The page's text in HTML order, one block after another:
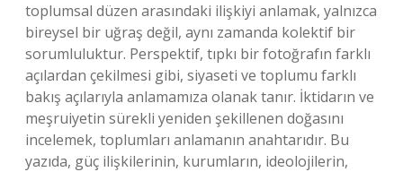
toplumsal düzen arasındaki ilişkiyi anlamak, yalnızca
bireysel bir uğraş değil, aynı zamanda kolektif bir
sorumluluktur. Perspektif, tıpkı bir fotoğrafın farklı
açılardan çekilmesi gibi, siyaseti ve toplumu farklı
bakış açılarıyla anlamamıza olanak tanır. İktidarın ve
meşruiyetin sürekli yeniden şekillenen doğasını
incelemek, toplumları anlamanın anahtarıdır. Bu
yazıda, güç ilişkilerinin, kurumların, ideolojilerin,